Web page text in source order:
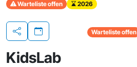
Warteliste offen
2026
Teilen
Warteliste offen
KidsLab